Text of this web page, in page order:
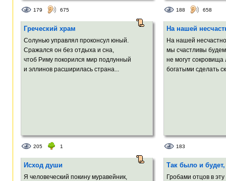
179 675 188 658
Греческий храм
Солунью управлял проконсул юный.
Сражался он без отдыха и сна,
чтоб Риму покорился мир подлунный
и эллинов расширилась страна...
205 1
На нашей
На нашей
мы счастливы
не могут сокровища
богатыми сделать
183
Исход души
Я человеческий покину муравейник,
Так было и
Гробами отцов в